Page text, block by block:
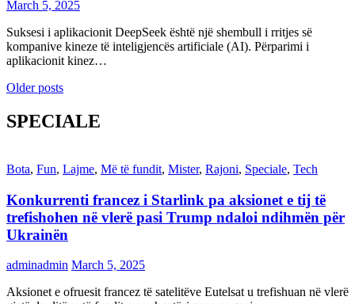
March 5, 2025
Suksesi i aplikacionit DeepSeek është një shembull i rritjes së
kompanive kineze të inteligjencës artificiale (AI). Përparimi i
aplikacionit kinez…
Posts
navigation
Older posts
SPECIALE
Bota, Fun, Lajme, Më të fundit, Mister, Rajoni, Speciale, Tech
Konkurrenti francez i Starlink pa aksionet e tij të
trefishohen në vlerë pasi Trump ndaloi ndihmën për
Ukrainën
adminadmin March 5, 2025
Aksionet e ofruesit francez të satelitëve Eutelsat u trefishuan në vlerë